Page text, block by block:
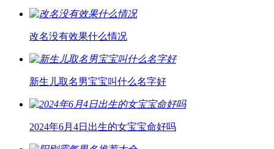
改名没有效果什么情况
新生儿取名男宝宝叫什么名字好
2024年6月4日出生的女宝宝命好吗